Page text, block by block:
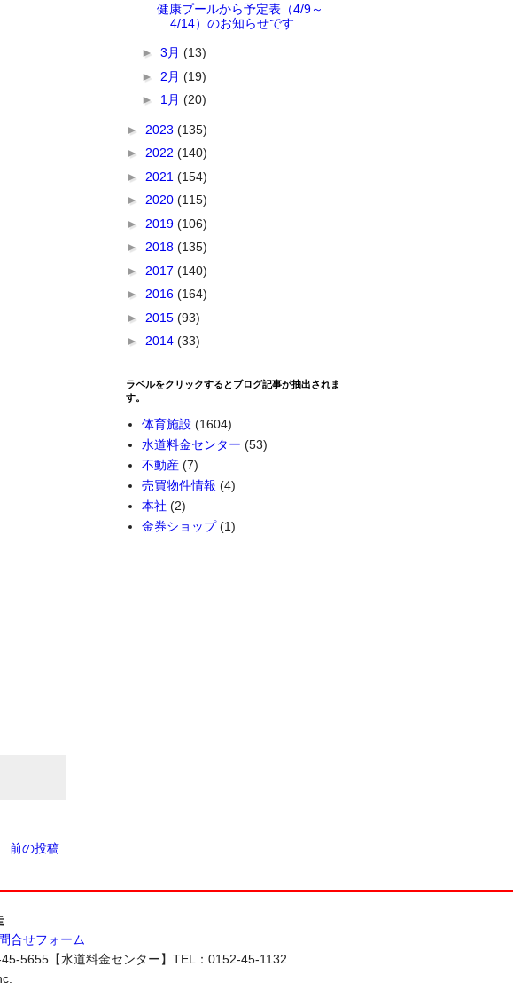
前の投稿
健康プールから予定表（4/9～
4/14）のお知らせです
► 3月 (13)
► 2月 (19)
► 1月 (20)
► 2023 (135)
► 2022 (140)
► 2021 (154)
► 2020 (115)
► 2019 (106)
► 2018 (135)
► 2017 (140)
► 2016 (164)
► 2015 (93)
► 2014 (33)
ラベルをクリックするとブログ記事が抽出されま
す。
体育施設 (1604)
水道料金センター (53)
不動産 (7)
売買物件情報 (4)
本社 (2)
金券ショップ (1)
合せフォーム
5655【水道料金センター】TEL：0152-45-1132